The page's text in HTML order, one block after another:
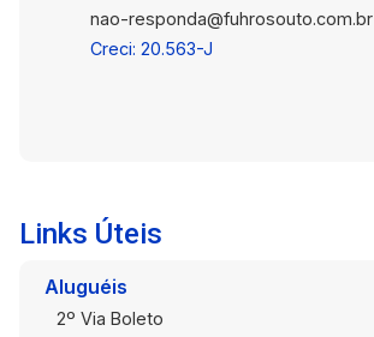
nao-responda@fuhrosouto.com.br
Creci: 20.563-J
Links Úteis
Aluguéis
2º Via Boleto